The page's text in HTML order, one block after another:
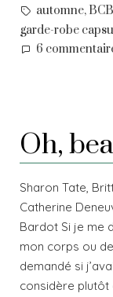
in
Tags:
automne,
garde-robe
6
Oh,
Sharon Tate,
Catherine
Bardot Si je me
mon corps ou
demandé si
considère plutôt